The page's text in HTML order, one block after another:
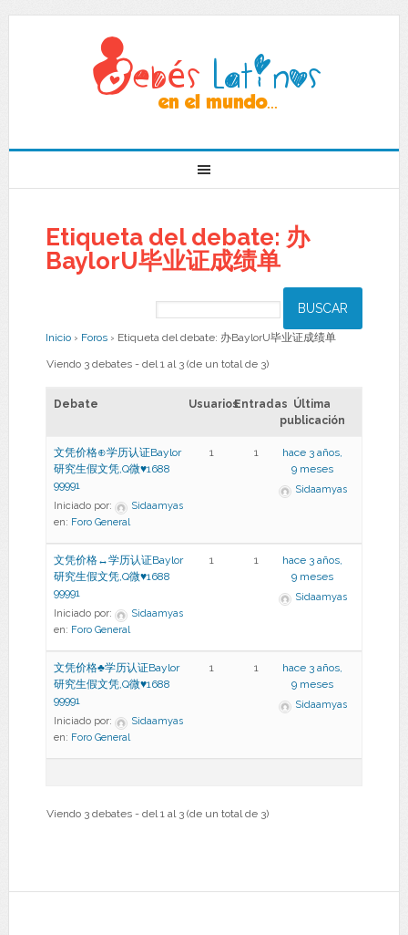
Etiqueta del debate: 办
BaylorU毕业证成绩单
Inicio › Foros › Etiqueta del debate: 办BaylorU毕业证成绩单
Viendo 3 debates - del 1 al 3 (de un total de 3)
Debate UsuariosEntradas Última
publicación
文凭价格⊕学历认证Baylor
研究生假文凭,Q微♥1688
99991
Iniciado por:
Sidaamyas
en: Foro General
1 1
hace 3 años,
9 meses
Sidaamyas
文凭价格↔学历认证Baylor
研究生假文凭,Q微♥1688
99991
Iniciado por:
Sidaamyas
en: Foro General
1 1
hace 3 años,
9 meses
Sidaamyas
文凭价格♣学历认证Baylor
研究生假文凭,Q微♥1688
99991
Iniciado por:
Sidaamyas
en: Foro General
1 1
hace 3 años,
9 meses
Sidaamyas
Viendo 3 debates - del 1 al 3 (de un total de 3)